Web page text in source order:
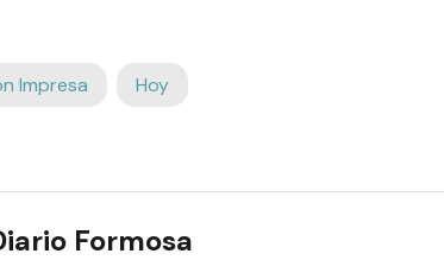
Impresa Hoy
Formosa